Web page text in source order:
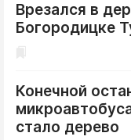
Тула
Врезался в
Богородицке
Конечной
стало дерево